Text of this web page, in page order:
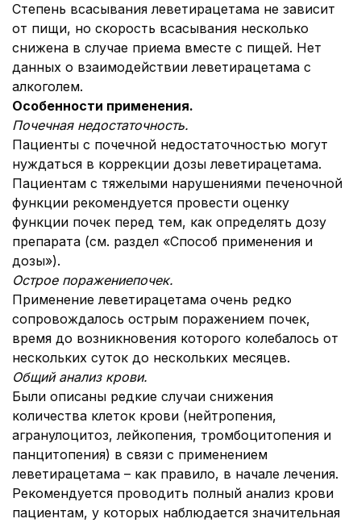
Степень всасывания леветирацетама не зависит
от пищи, но скорость всасывания несколько
снижена в случае приема вместе с пищей. Нет
данных о взаимодействии леветирацетама с
алкоголем.
Особенности применения.
Почечная недостаточность.
Пациенты с почечной недостаточностью могут
нуждаться в коррекции дозы леветирацетама.
Пациентам с тяжелыми нарушениями печеночной
функции рекомендуется провести оценку
функции почек перед тем, как определять дозу
препарата (см. раздел «Способ применения и
дозы»).
Острое поражениепочек.
Применение леветирацетама очень редко
сопровождалось острым поражением почек,
время до возникновения которого колебалось от
нескольких суток до нескольких месяцев.
Общий анализ крови.
Были описаны редкие случаи снижения
количества клеток крови (нейтропения,
агранулоцитоз, лейкопения, тромбоцитопения и
панцитопения) в связи с применением
леветирацетама – как правило, в начале лечения.
Рекомендуется проводить полный анализ крови
пациентам, у которых наблюдается значительная